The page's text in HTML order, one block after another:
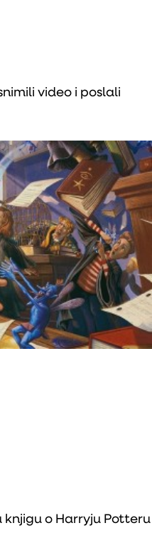
video i poslali
o Harryju Potteru